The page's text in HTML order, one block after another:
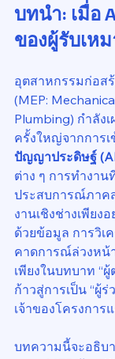
บทนำ: เมื่อ
ของผู้รับเห
อุตสาหกรรมก่อส
(MEP:
Plumbing) กำลัง
ครั้งใหญ่จากการ
ปัญญาประดิษฐ์
ต่าง ๆ การทำงาน
ประสบการณ์ภาค
งานเชิงช่างเพียง
ด้วยข้อมูล การวิเ
คาดการณ์ล่วงหน้
เพียงในบทบาท “
ก้าวสู่การเป็น “ผู้
เจ้าของโครงการ
บทความนี้จะอธิบ